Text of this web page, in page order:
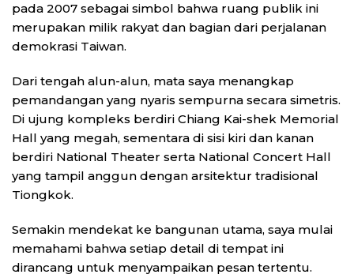
pada 2007 sebagai simbol bahwa ruang publik ini
merupakan milik rakyat dan bagian dari perjalanan
demokrasi Taiwan.
Dari tengah alun-alun, mata saya menangkap
pemandangan yang nyaris sempurna secara simetris.
Di ujung kompleks berdiri Chiang Kai-shek Memorial
Hall yang megah, sementara di sisi kiri dan kanan
berdiri National Theater serta National Concert Hall
yang tampil anggun dengan arsitektur tradisional
Tiongkok.
Semakin mendekat ke bangunan utama, saya mulai
memahami bahwa setiap detail di tempat ini
dirancang untuk menyampaikan pesan tertentu.